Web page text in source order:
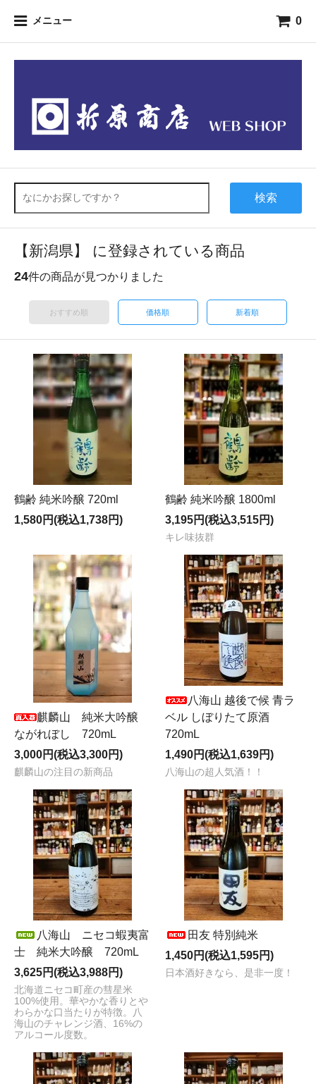
メニュー 0
検索
【新潟県】 に登録されている商品
24件の商品が見つかりました
おすすめ順 価格順 新着順
鶴齢 純米吟醸 720ml
1,580円(税込1,738円)
鶴齢 純米吟醸 1800ml
3,195円(税込3,515円)
キレ味抜群
麒麟山 純米大吟醸
ながれぼし 720mL
3,000円(税込3,300円)
麒麟山の注目の新商品
八海山 越後で候 青ラ
ベル しぼりたて原酒
720mL
1,490円(税込1,639円)
八海山の超人気酒！！
八海山 ニセコ蝦夷富
士 純米大吟醸 720mL
3,625円(税込3,988円)
北海道ニセコ町産の彗星米
100%使用。華やかな香りとや
わらかな口当たりが特徴。八
海山のチャレンジ酒、16%の
アルコール度数。
田友 特別純米
1,450円(税込1,595円)
日本酒好きなら、是非一度！